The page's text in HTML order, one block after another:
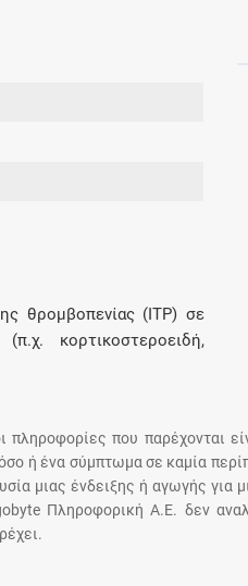
της
2011 μέχρι
θρομβοπενίας (ITP) σε
κορτικοστεροειδή,
πληροφορίες που παρέχονται
ή ένα σύμπτωμα σε καμία
μιας ένδειξης ή αγωγής
Πληροφορική Α.Ε. δεν